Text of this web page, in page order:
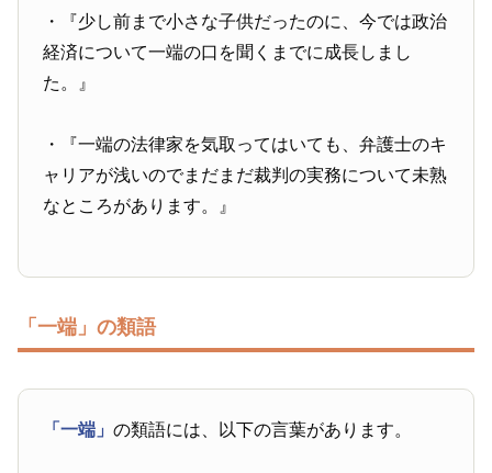
・『少し前まで小さな子供だったのに、今では政治
経済について一端の口を聞くまでに成長しまし
た。』
・『一端の法律家を気取ってはいても、弁護士のキ
ャリアが浅いのでまだまだ裁判の実務について未熟
なところがあります。』
「一端」の類語
「一端」の類語には、以下の言葉があります。